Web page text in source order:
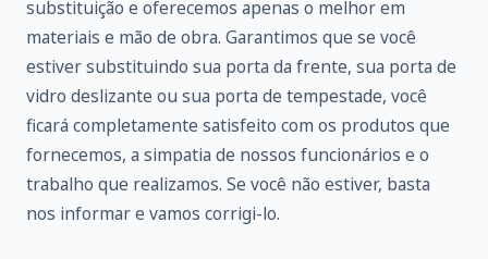
substituição e oferecemos apenas o melhor em
materiais e mão de obra. Garantimos que se você
estiver substituindo sua porta da frente, sua porta de
vidro deslizante ou sua porta de tempestade, você
ficará completamente satisfeito com os produtos que
fornecemos, a simpatia de nossos funcionários e o
trabalho que realizamos. Se você não estiver, basta
nos informar e vamos corrigi-lo.